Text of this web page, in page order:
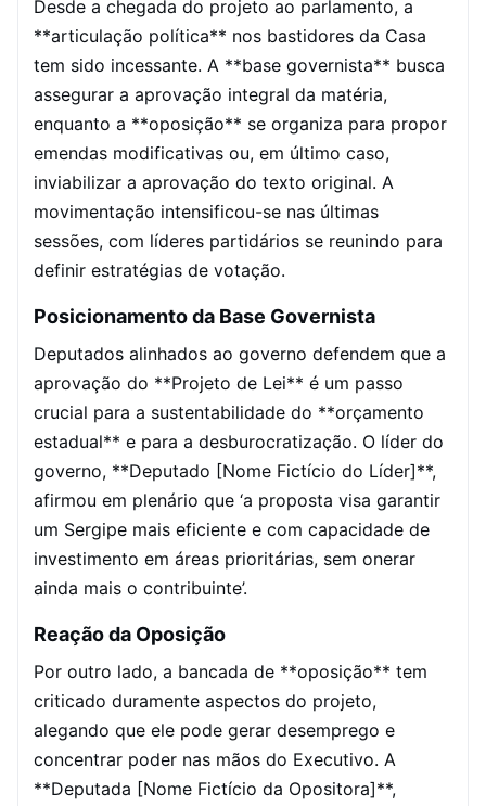
Desde a chegada do projeto ao parlamento, a
**articulação política** nos bastidores da Casa
tem sido incessante. A **base governista** busca
assegurar a aprovação integral da matéria,
enquanto a **oposição** se organiza para propor
emendas modificativas ou, em último caso,
inviabilizar a aprovação do texto original. A
movimentação intensificou-se nas últimas
sessões, com líderes partidários se reunindo para
definir estratégias de votação.
Posicionamento da Base Governista
Deputados alinhados ao governo defendem que a
aprovação do **Projeto de Lei** é um passo
crucial para a sustentabilidade do **orçamento
estadual** e para a desburocratização. O líder do
governo, **Deputado [Nome Fictício do Líder]**,
afirmou em plenário que ‘a proposta visa garantir
um Sergipe mais eficiente e com capacidade de
investimento em áreas prioritárias, sem onerar
ainda mais o contribuinte’.
Reação da Oposição
Por outro lado, a bancada de **oposição** tem
criticado duramente aspectos do projeto,
alegando que ele pode gerar desemprego e
concentrar poder nas mãos do Executivo. A
**Deputada [Nome Fictício da Opositora]**,